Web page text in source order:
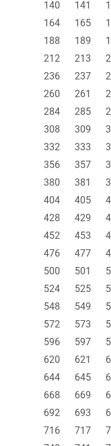
140
141
164
165
188
189
212
213
236
237
260
261
284
285
308
309
332
333
356
357
380
381
404
405
428
429
452
453
476
477
500
501
524
525
548
549
572
573
596
597
620
621
644
645
668
669
692
693
716
717